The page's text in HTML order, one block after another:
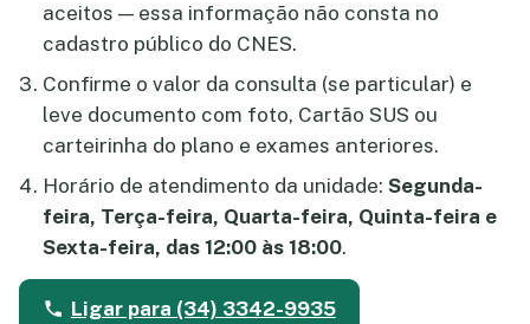
aceitos — essa informação não consta no
cadastro público do CNES.
Confirme o valor da consulta (se particular) e
leve documento com foto, Cartão SUS ou
carteirinha do plano e exames anteriores.
Horário de atendimento da unidade: Segunda-
feira, Terça-feira, Quarta-feira, Quinta-feira e
Sexta-feira, das 12:00 às 18:00.
Ligar para (34) 3342-9935